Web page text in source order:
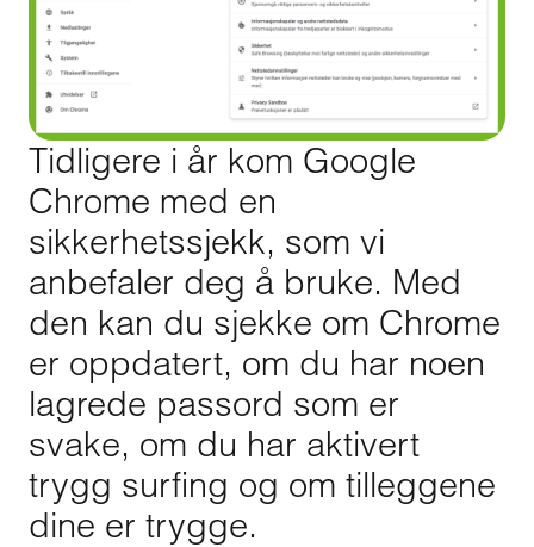
Tidligere i år kom Google
Chrome med en
sikkerhetssjekk, som vi
anbefaler deg å bruke. Med
den kan du sjekke om Chrome
er oppdatert, om du har noen
lagrede passord som er
svake, om du har aktivert
trygg surfing og om tilleggene
dine er trygge.